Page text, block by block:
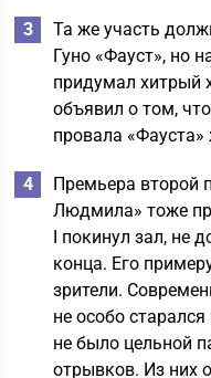
Та же участь
Гуно «Фауст», но
придумал хитрый
объявил о том,
провала
Премьера второй
Людмила» тоже
I покинул зал, не
конца. Его
зрители.
не особо
не было цельной
отрывков. Из них